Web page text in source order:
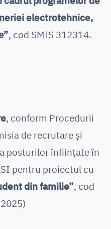
electrotehnice,
, cod SMIS 312314.
, conform Procedurii
de recrutare și
posturilor înființate în
pentru proiectul cu
din familie”, cod